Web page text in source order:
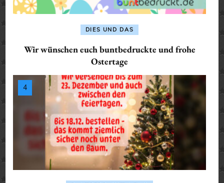
DIES UND DAS
Wir wünschen euch buntbedruckte und frohe
Ostertage